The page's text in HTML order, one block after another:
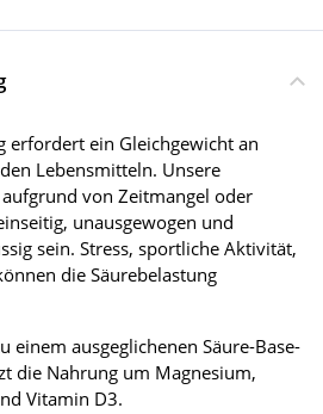
erfordert ein Gleichgewicht an
Lebensmitteln. Unsere
von Zeitmangel oder
unausgewogen und
sein. Stress, sportliche Aktivität,
die Säurebelastung
einem ausgeglichenen Säure-Base-
die Nahrung um Magnesium,
Vitamin D3.